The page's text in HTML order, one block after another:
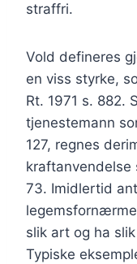
straffri.
Vold defineres
en viss styrke,
Rt. 1971 s. 882.
tjenestemann
127, regnes
kraftanvendelse
73. Imidlertid
slik art og ha
Typiske